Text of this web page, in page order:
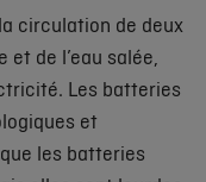
circulation de deux
et de l’eau salée,
Les batteries
et
les batteries